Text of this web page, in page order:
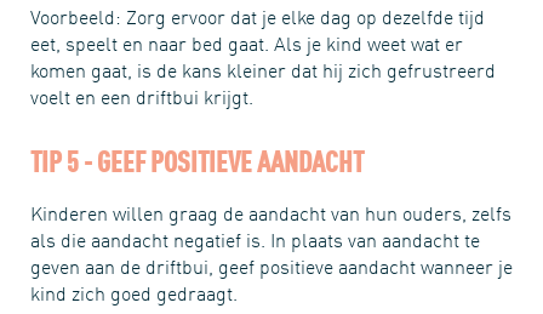
Voorbeeld: Zorg ervoor dat je elke dag op dezelfde tijd
eet, speelt en naar bed gaat. Als je kind weet wat er
komen gaat, is de kans kleiner dat hij zich gefrustreerd
voelt en een driftbui krijgt.
TIP 5 - GEEF POSITIEVE AANDACHT
Kinderen willen graag de aandacht van hun ouders, zelfs
als die aandacht negatief is. In plaats van aandacht te
geven aan de driftbui, geef positieve aandacht wanneer je
kind zich goed gedraagt.